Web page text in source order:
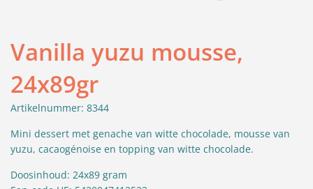
Vanilla yuzu mousse,
24x89gr
Artikelnummer: 8344
Mini dessert met genache van witte chocolade, mousse van
yuzu, cacaogénoise en topping van witte chocolade.
Doosinhoud: 24x89 gram